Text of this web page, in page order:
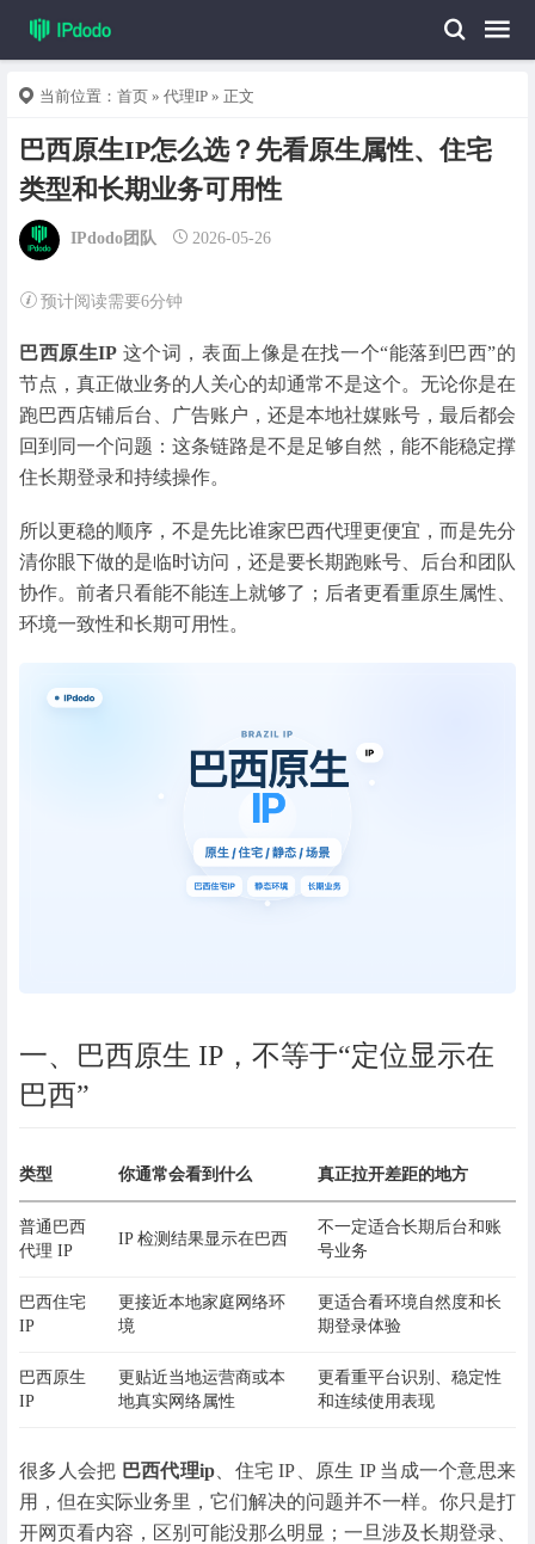
当前位置： 首页 » 代理IP » 正文
巴西原生IP怎么选？先看原生属性、住宅
类型和长期业务可用性
IPdodo团队 2026-05-26
预计阅读需要6分钟
巴西原生IP 这个词，表面上像是在找一个“能落到巴西”的
节点，真正做业务的人关心的却通常不是这个。无论你是在
跑巴西店铺后台、广告账户，还是本地社媒账号，最后都会
回到同一个问题：这条链路是不是足够自然，能不能稳定撑
住长期登录和持续操作。
所以更稳的顺序，不是先比谁家巴西代理更便宜，而是先分
清你眼下做的是临时访问，还是要长期跑账号、后台和团队
协作。前者只看能不能连上就够了；后者更看重原生属性、
环境一致性和长期可用性。
一、巴西原生 IP，不等于“定位显示在
巴西”
类型 你通常会看到什么 真正拉开差距的地方
普通巴西
代理 IP
IP 检测结果显示在巴西
不一定适合长期后台和账
号业务
巴西住宅
IP
更接近本地家庭网络环
境
更适合看环境自然度和长
期登录体验
巴西原生
IP
更贴近当地运营商或本
地真实网络属性
更看重平台识别、稳定性
和连续使用表现
很多人会把 巴西代理ip、住宅 IP、原生 IP 当成一个意思来
用，但在实际业务里，它们解决的问题并不一样。你只是打
开网页看内容，区别可能没那么明显；一旦涉及长期登录、